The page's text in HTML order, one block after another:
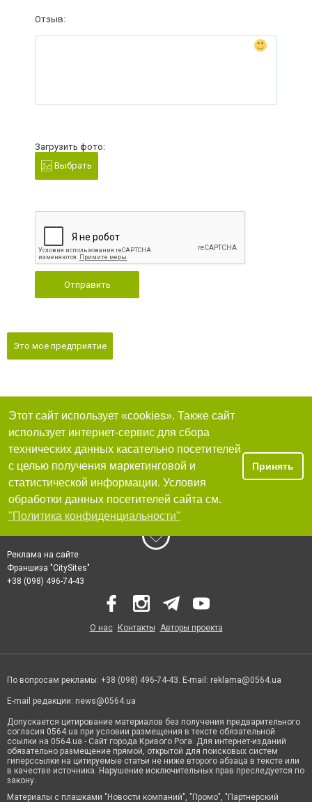
Отзыв:
Загрузить фото:
Выбрать
Отправить
Это мое предприятие
Этот сайт использует «cookies». Также сайт
использует интернет-сервис для сбора
технических данных касательно посетителей
с целью получения маркетинговой и
статистической информации. Условия
обработки данных посетителей сайта см.
"Политика конфиденциальности"
Принять
Реклама на сайте
Франшиза "CitySites"
+38 (098) 496-74-43
О нас Контакты Авторы проекта
По вопросам рекламы: +38 (098) 496-74-43. E-mail: reklama@0564.ua
E-mail редакции: news@0564.ua
Допускается цитирование материалов без получения предварительного
согласия 0564.ua при условии размещения в тексте обязательной
ссылки на 0564.ua - Сайт города Кривого Рога. Для интернет-изданий
обязательно размещение прямой, открытой для поисковых систем
гиперссылки на цитируемые статьи не ниже второго абзаца в тексте или
в качестве источника. Нарушение исключительных прав преследуется по
закону.
Материалы с плашками "Новости компаний", "Промо", "Партнерский